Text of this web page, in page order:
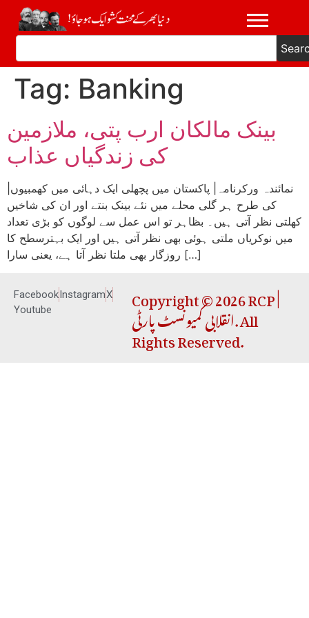
Tag: Banking
بینک مالکان ارب پتی، ملازمین
کی زندگیاں عذاب
کی طرح ہر گلی محلے میں نئے بینک بنتے اور ان کی شاخیں
کھلتی نظر آتی ہیں۔ بظاہر تو اس عمل سے لوگوں کو بڑی تعداد
میں نوکریاں ملتی ہوئی بھی نظر آتی ہیں اور ایک بہترسطح کا
روزگار بھی ملتا نظر آتا ہے، یعنی سارا […]
FacebookInstagramX
Youtube
Copyright © 2026 RCP |
انقلابی کمیونسٹ پارٹی. All
Rights Reserved.